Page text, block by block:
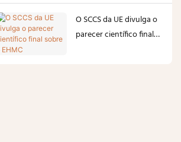
O SCCS da UE divulga o
parecer científico final